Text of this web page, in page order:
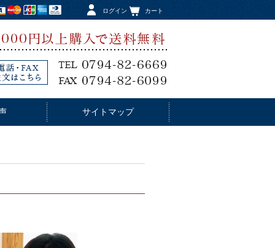
ログイン カート
サイトマップ